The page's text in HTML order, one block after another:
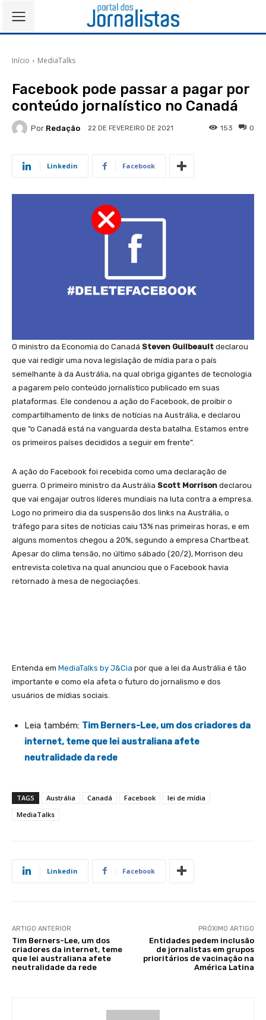
Início MediaTalks
Facebook pode passar a pagar por
conteúdo jornalístico no Canadá
Por Redação 22 DE FEVEREIRO DE 2021 0
153
Linkedin Facebook
O ministro da Economia do Canadá Steven Guilbeault declarou
que vai redigir uma nova legislação de mídia para o país
semelhante à da Austrália, na qual obriga gigantes de tecnologia
a pagarem pelo conteúdo jornalístico publicado em suas
plataformas. Ele condenou a ação do Facebook, de proibir o
compartilhamento de links de notícias na Austrália, e declarou
que “o Canadá está na vanguarda desta batalha. Estamos entre
os primeiros países decididos a seguir em frente”.
A ação do Facebook foi recebida como uma declaração de
guerra. O primeiro ministro da Austrália Scott Morrison declarou
que vai engajar outros líderes mundiais na luta contra a empresa.
Logo no primeiro dia da suspensão dos links na Austrália, o
tráfego para sites de notícias caiu 13% nas primeiras horas, e em
alguns momentos chegou a 20%, segundo a empresa Chartbeat.
Apesar do clima tensão, no último sábado (20/2), Morrison deu
entrevista coletiva na qual anunciou que o Facebook havia
retornado à mesa de negociações.
Entenda em MediaTalks by J&Cia por que a lei da Austrália é tão
importante e como ela afeta o futuro do jornalismo e dos
usuários de mídias sociais.
Leia também: Tim Berners-Lee, um dos criadores da
internet, teme que lei australiana afete
neutralidade da rede
TAGS Austrália Canadá Facebook
lei de mídia
MediaTalks
Linkedin Facebook
ARTIGO ANTERIOR
Tim Berners-Lee, um dos
criadores da internet, teme
que lei australiana afete
neutralidade da rede
PRÓXIMO ARTIGO
Entidades pedem inclusão
de jornalistas em grupos
prioritários de vacinação na
América Latina